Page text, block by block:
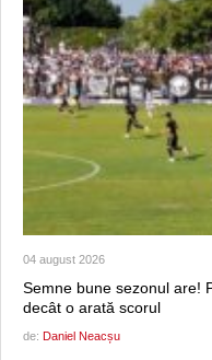
04 august 2026
Semne bune sezonul are!
decât o arată scorul
de: Daniel Neacșu